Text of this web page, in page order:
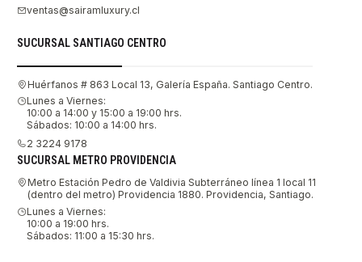
ventas@sairamluxury.cl
SUCURSAL SANTIAGO CENTRO
Huérfanos # 863 Local 13, Galería España. Santiago Centro.
Lunes a Viernes:
10:00 a 14:00 y 15:00 a 19:00 hrs.
Sábados: 10:00 a 14:00 hrs.
2 3224 9178
SUCURSAL METRO PROVIDENCIA
Metro Estación Pedro de Valdivia Subterráneo línea 1 local 11
(dentro del metro) Providencia 1880. Providencia, Santiago.
Lunes a Viernes:
10:00 a 19:00 hrs.
Sábados: 11:00 a 15:30 hrs.